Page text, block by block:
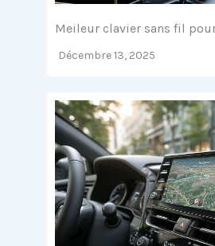
Meileur clavier sans fil
Décembre 13, 2025